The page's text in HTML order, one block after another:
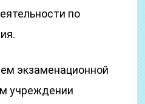
по
экзаменационной
учреждении